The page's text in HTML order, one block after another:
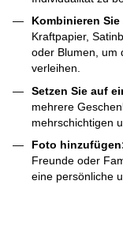
Kombinieren
Kraftpapier,
oder Blumen, um
verleihen.
Setzen Sie auf
mehrere
mehrschichtigen
Foto
Freunde oder
eine persönliche